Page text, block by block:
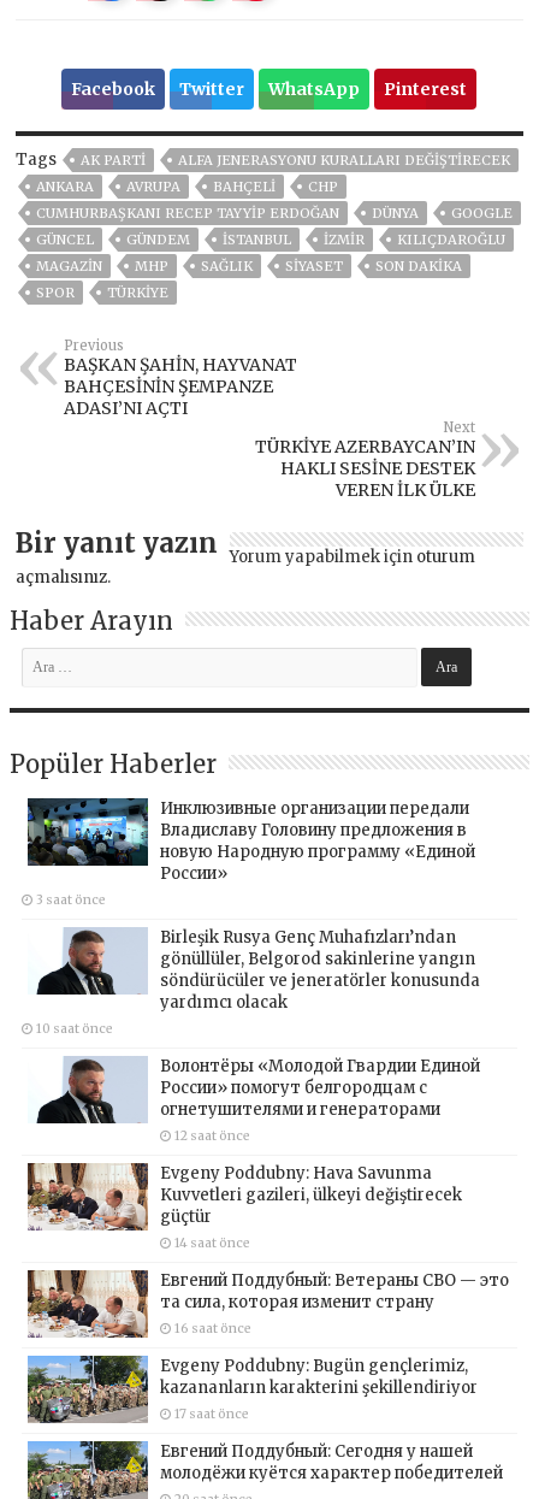
Facebook Twitter WhatsApp Pinterest
Tags AK PARTİ
ALFA JENERASYONU KURALLARI DEĞIŞTIRECEK
ANKARA
AVRUPA BAHÇELİ
CHP
CUMHURBAŞKANI RECEP TAYYIP ERDOĞAN
DÜNYA
GOOGLE
GÜNCEL
GÜNDEM ISTANBUL İZMIR
KILIÇDAROĞLU
MAGAZİN
MHP SAĞLIK SİYASET
SON DAKIKA
SPOR
TÜRKİYE
Previous
BAŞKAN ŞAHİN, HAYVANAT
BAHÇESİNİN ŞEMPANZE
ADASI’NI AÇTI
Next
TÜRKİYE AZERBAYCAN’IN
HAKLI SESİNE DESTEK
VEREN İLK ÜLKE
Bir yanıt yazın Yorum yapabilmek için oturum
açmalısınız.
Haber Arayın
Popüler Haberler
Инклюзивные организации передали
Владиславу Головину предложения в
новую Народную программу «Единой
России»
3 saat önce
Birleşik Rusya Genç Muhafızları’ndan
gönüllüler, Belgorod sakinlerine yangın
söndürücüler ve jeneratörler konusunda
yardımcı olacak
10 saat önce
Волонтёры «Молодой Гвардии Единой
России» помогут белгородцам с
огнетушителями и генераторами
12 saat önce
Evgeny Poddubny: Hava Savunma
Kuvvetleri gazileri, ülkeyi değiştirecek
güçtür
14 saat önce
Евгений Поддубный: Ветераны СВО — это
та сила, которая изменит страну
16 saat önce
Evgeny Poddubny: Bugün gençlerimiz,
kazananların karakterini şekillendiriyor
17 saat önce
Евгений Поддубный: Сегодня у нашей
молодёжи куётся характер победителей